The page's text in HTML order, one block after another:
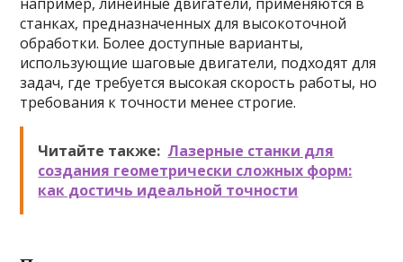
станках, предназначенных для высокоточной
обработки. Более доступные варианты,
использующие шаговые двигатели, подходят для
задач, где требуется высокая скорость работы, но
требования к точности менее строгие.
Читайте также: Лазерные станки для
создания геометрически сложных форм:
как достичь идеальной точности